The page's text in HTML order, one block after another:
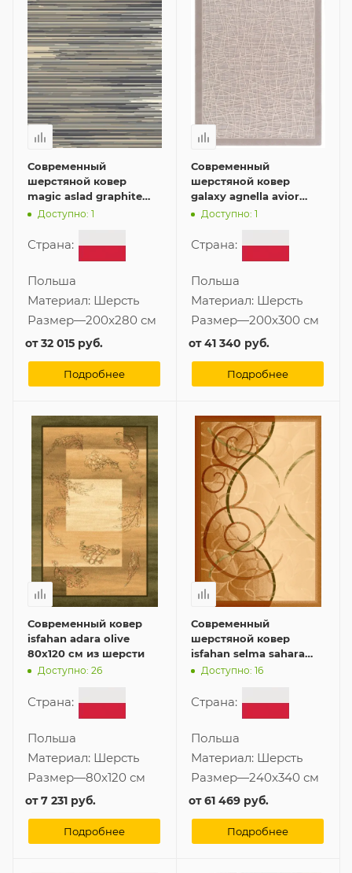
Современный
шерстяной ковер
magic aslad graphite
200x280 см
Доступно: 1
Страна:
Польша
Материал: Шерсть
Размер—200x280 см
от32 015 руб.
Подробнее
Современный
шерстяной ковер
galaxy agnella avior
grey 200x300 см
Доступно: 1
Страна:
Польша
Материал: Шерсть
Размер—200x300 см
от41 340 руб.
Подробнее
Современный ковер
isfahan adara olive
80x120 см из шерсти
Доступно: 26
Страна:
Польша
Материал: Шерсть
Размер—80x120 см
от7 231 руб.
Подробнее
Современный
шерстяной ковер
isfahan selma sahara
240x340 см
Доступно: 16
Страна:
Польша
Материал: Шерсть
Размер—240x340 см
от61 469 руб.
Подробнее